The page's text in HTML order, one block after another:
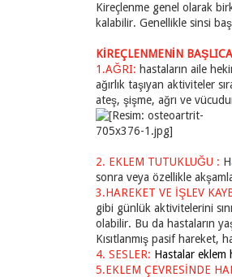
Kireçlenme genel olarak
kalabilir. Genellikle sinsi
KİREÇLENMENİN
1.AĞRI: hastaların aile
ağırlık taşıyan aktiviteler
ateş, şişme, ağrı ve
2. EKLEM TUTUKLUĞU :
sonra veya özellikle
3.HAREKET VE İŞLEV
gibi günlük aktivitelerini
olabilir. Bu da hastaların
Kısıtlanmış pasif hareket,
4. SESLER: Hastalar eklem
5.EKLEM ÇEVRESİNDE